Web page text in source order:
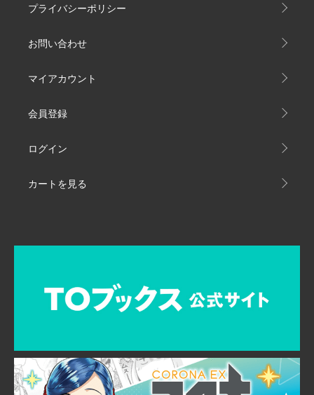
プライバシーポリシー
お問い合わせ
マイアカウント
会員登録
ログイン
カートを見る